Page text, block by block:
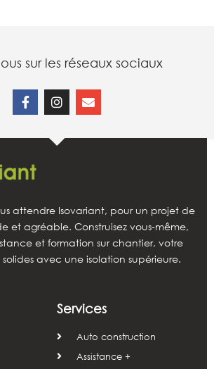
sur les réseaux sociaux
attendre Isovariant, pour un projet de
et agréable. Construisez vous-même,
et formation sur chantier, votre
avec une isolation supérieure.
Services
Auto construction
Assistance +